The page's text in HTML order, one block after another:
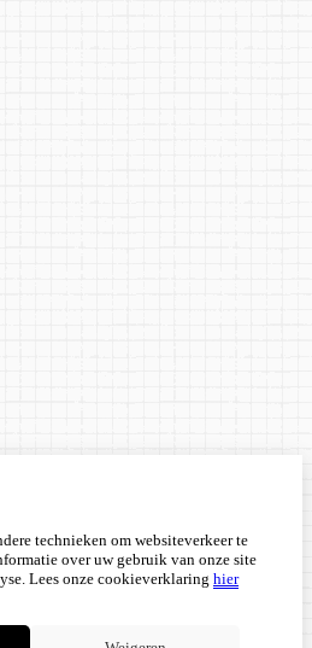
technieken om websiteverkeer te
over uw gebruik van onze site
Lees onze cookieverklaring hier